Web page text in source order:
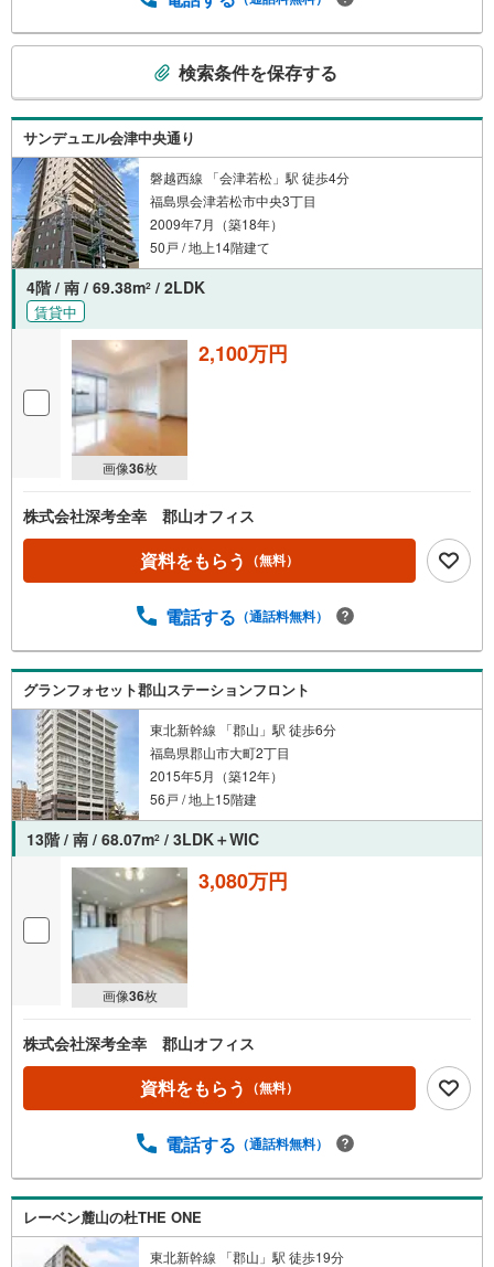
検
条
件
で
通
知
を
け
・
条
イ
ペ
存
す
る
検索条件を保存する
サンデュエル会津中央通り
磐越西線 「会津若松」駅 徒歩4分
福島県会津若松市中央3丁目
2009年7月（築18年）
50戸 / 地上14階建て
4階 / 南 / 69.38m2 / 2LDK
賃貸中
画像36枚
2,100万円
株式会社深考全幸 郡山オフィス
資料をもらう （無料）
電話する （通話料無料）
グランフォセット郡山ステーションフロント
東北新幹線 「郡山」駅 徒歩6分
福島県郡山市大町2丁目
2015年5月（築12年）
56戸 / 地上15階建
13階 / 南 / 68.07m2 / 3LDK＋WIC
画像36枚
3,080万円
株式会社深考全幸 郡山オフィス
資料をもらう （無料）
電話する （通話料無料）
レーベン麓山の杜THE ONE
東北新幹線 「郡山」駅 徒歩19分